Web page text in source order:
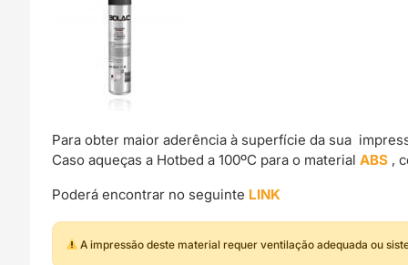
Para obter maior aderência à superfície da sua
Caso aqueças a Hotbed a 100ºC para o materialABS ,
Poderá encontrar no seguinte LINK
A impressão deste material requer ventilação adequada ou